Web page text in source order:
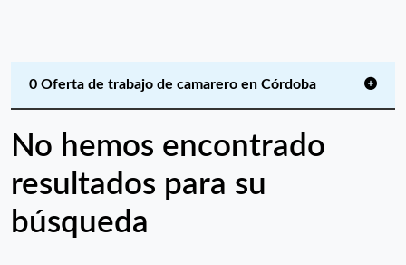
0 Oferta de trabajo de camarero en Córdoba
No hemos encontrado
resultados para su
búsqueda